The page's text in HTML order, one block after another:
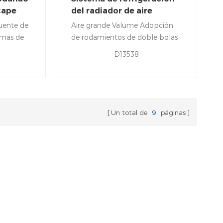
de
de
del radiador de aire
industrial Ventilador axial
Ventilador
Aire grande Valume Adopción
de rodamientos de doble bolas
D13538
Un total de 9 páginas